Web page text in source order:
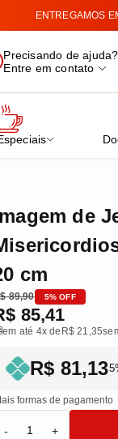
ENTREGAMOS EM
Precisando de ajuda?
Entre em contato
de
cm
89,90 5% OFF
85,41
em até 4x de R$ 21,35
R$ 81,13
formas de pagamento
- +